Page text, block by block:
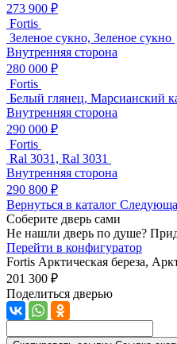
273 900 ₽
Fortis
Зеленое сукно, Зеленое сукно
Внутренняя сторона
280 000 ₽
Fortis
Белый глянец, Марсианский
Внутренняя сторона
290 000 ₽
Fortis
Ral 3031, Ral 3031
Внутренняя сторона
290 800 ₽
Вернуться в каталог
Соберите дверь сами
Не нашли дверь по душе?
Перейти в конфигуратор
Fortis Арктическая береза,
201 300 ₽
Поделиться дверью